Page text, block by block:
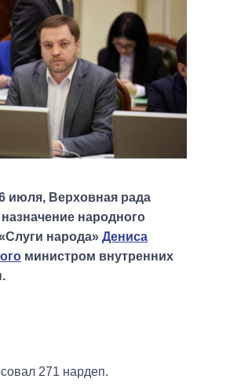
июля, Верховная рада
народного
народа» Дениса
министром внутренних
271 нардеп.